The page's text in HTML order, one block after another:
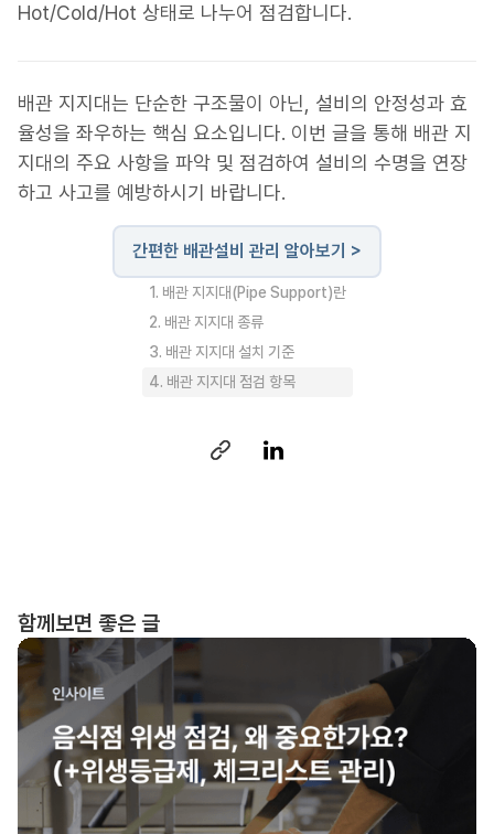
Hot/Cold/Hot 상태로 나누어 점검합니다.
배관 지지대는 단순한 구조물이 아닌, 설비의 안정성과 효
율성을 좌우하는 핵심 요소입니다. 이번 글을 통해 배관 지
지대의 주요 사항을 파악 및 점검하여 설비의 수명을 연장
하고 사고를 예방하시기 바랍니다.
간편한 배관설비 관리 알아보기 >
1. 배관 지지대(Pipe Support)란
2. 배관 지지대 종류
3. 배관 지지대 설치 기준
4. 배관 지지대 점검 항목
함께보면 좋은 글